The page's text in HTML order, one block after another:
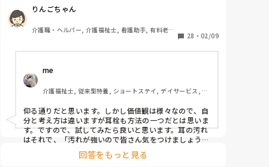
ではと思ったのですがパートなためあまり強く言え
ず…
また洗髪後どうやら耳を拭いてない様子。あとから耳
を拭いて欲しいと言われて拭くととても汚いのです
耳栓の管理も大変だと思いますし（衛生的に消毒など
も必要かと）、皆さんどう思われますか？
りんごちゃん
介護職・ヘルパー, 介護福祉士, 看護助手, 有料老人
28 ・ 02/09
me
介護福祉士, 従来型特養, ショートステイ, デイサービス, 訪
仰る通りだと思います。しかし価値観は様々なので、自
分と考え方は違いますが耳栓も方法の一つだとは思いま
す。ですので、試してみたら良いと思います。耳の汚れ
はそれで、「汚れが強いので皆さん気をつけましょう」
と共有すると良いと思います。
回答をもっと見る